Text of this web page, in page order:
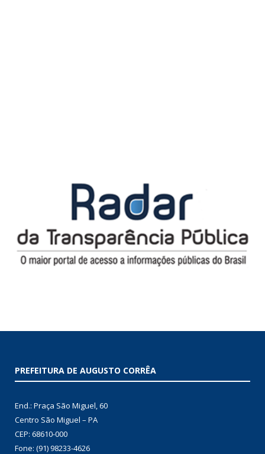
PREFEITURA DE AUGUSTO CORRÊA
End.: Praça São Miguel, 60
Centro São Miguel – PA
CEP: 68610-000
Fone: (91) 98233-4626